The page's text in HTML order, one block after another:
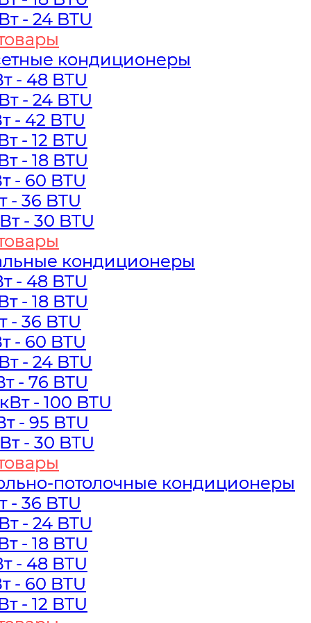
- 24 BTU
кондиционеры
- 48 BTU
- 24 BTU
- 42 BTU
- 12 BTU
- 18 BTU
- 60 BTU
- 36 BTU
- 30 BTU
кондиционеры
- 48 BTU
- 18 BTU
- 36 BTU
- 60 BTU
- 24 BTU
- 76 BTU
- 100 BTU
- 95 BTU
- 30 BTU
потолочные кондиционеры
- 36 BTU
- 24 BTU
- 18 BTU
- 48 BTU
- 60 BTU
- 12 BTU
- 24 BTU
кондиционеры
- 48 BTU
- 24 BTU
- 42 BTU
- 12 BTU
- 18 BTU
- 60 BTU
- 36 BTU
- 30 BTU
кондиционеры
- 48 BTU
- 18 BTU
- 36 BTU
- 60 BTU
- 24 BTU
- 76 BTU
- 100 BTU
- 95 BTU
- 30 BTU
потолочные кондиционеры
- 36 BTU
- 24 BTU
- 18 BTU
- 48 BTU
- 60 BTU
- 12 BTU